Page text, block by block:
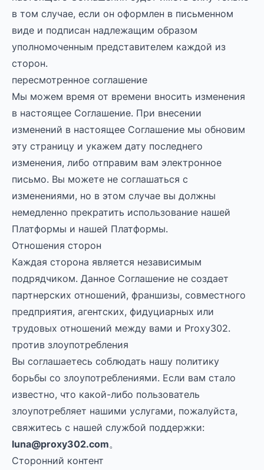
в том случае, если он оформлен в письменном
виде и подписан надлежащим образом
уполномоченным представителем каждой из
сторон.
пересмотренное соглашение
Мы можем время от времени вносить изменения
в настоящее Соглашение. При внесении
изменений в настоящее Соглашение мы обновим
эту страницу и укажем дату последнего
изменения, либо отправим вам электронное
письмо. Вы можете не соглашаться с
изменениями, но в этом случае вы должны
немедленно прекратить использование нашей
Платформы и нашей Платформы.
Отношения сторон
Каждая сторона является независимым
подрядчиком. Данное Соглашение не создает
партнерских отношений, франшизы, совместного
предприятия, агентских, фидуциарных или
трудовых отношений между вами и Proxy302.
против злоупотребления
Вы соглашаетесь соблюдать нашу политику
борьбы со злоупотреблениями. Если вам стало
известно, что какой-либо пользователь
злоупотребляет нашими услугами, пожалуйста,
свяжитесь с нашей службой поддержки:
luna@proxy302.com。
Сторонний контент